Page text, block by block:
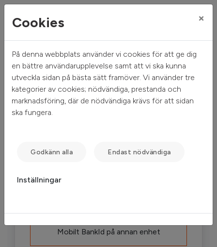
Mitt hem Mina sidor
Mina sidor
Mobilt BankId på annan enhet
Cookies ×
På denna webbplats använder vi cookies för att ge dig
en bättre användarupplevelse samt att vi ska kunna
utveckla sidan på bästa sätt framöver. Vi använder tre
kategorier av cookies; nödvändiga, prestanda och
marknadsföring, där de nödvändiga krävs för att sidan
ska fungera.
Godkänn alla Endast nödvändiga
Inställningar